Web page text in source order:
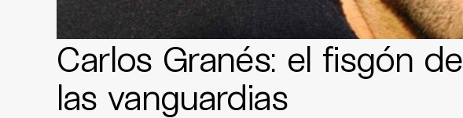
Carlos Granés: el fisgón de
las vanguardias